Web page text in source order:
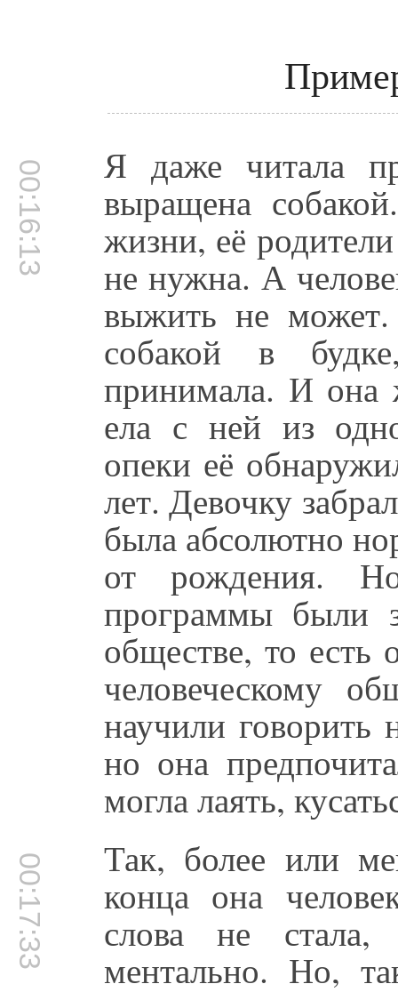
00:16:13 Я даже читала
выращена
жизни, её
не нужна. А
выжить не
собакой в
принимала. И она
ела с ней из
опеки её
лет. Девочку
была абсолютно
от рождения.
программы были
обществе, то есть
человеческому
научили говорить
но она
могла лаять,
00:17:33 Так, более или
конца она
слова не стала,
ментально. Но,